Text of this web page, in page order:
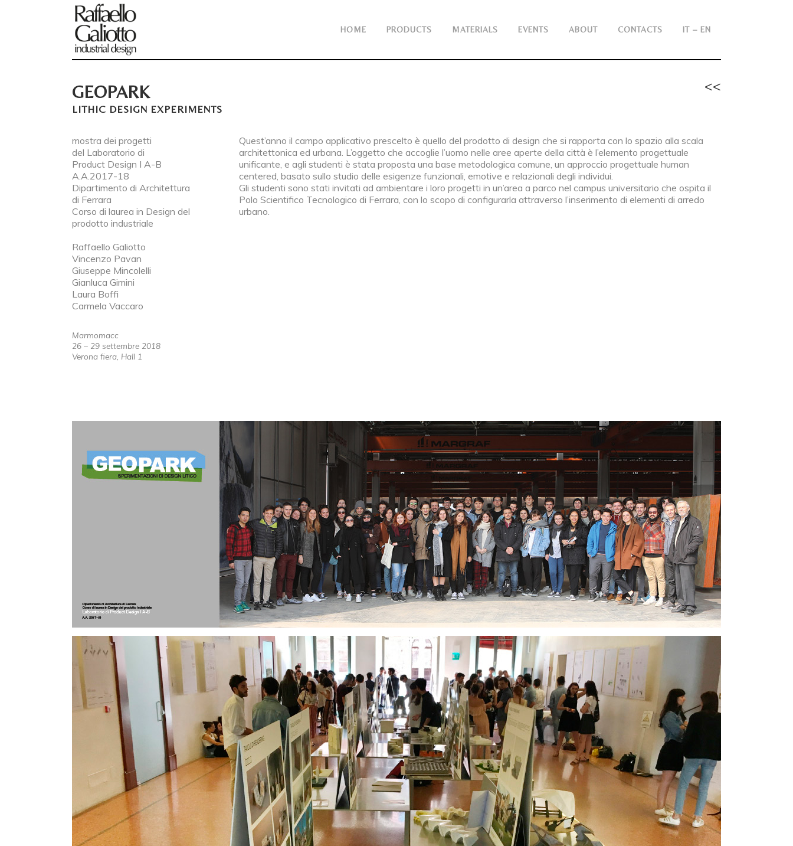
HOME PRODUCTS MATERIALS EVENTS ABOUT CONTACTS IT – EN
GEOPARK
LITHIC DESIGN EXPERIMENTS
<<
mostra dei progetti
del Laboratorio di
Product Design I A-B
A.A.2017-18
Dipartimento di Architettura
di Ferrara
Corso di laurea in Design del
prodotto industriale
Raffaello Galiotto
Vincenzo Pavan
Giuseppe Mincolelli
Gianluca Gimini
Laura Boffi
Carmela Vaccaro
Marmomacc
26 – 29 settembre 2018
Verona fiera, Hall 1
Quest’anno il campo applicativo prescelto è quello del prodotto di design che si rapporta con lo spazio alla scala
architettonica ed urbana. L’oggetto che accoglie l’uomo nelle aree aperte della città è l’elemento progettuale
unificante, e agli studenti è stata proposta una base metodologica comune, un approccio progettuale human
centered, basato sullo studio delle esigenze funzionali, emotive e relazionali degli individui.
Gli studenti sono stati invitati ad ambientare i loro progetti in un’area a parco nel campus universitario che ospita il
Polo Scientifico Tecnologico di Ferrara, con lo scopo di configurarla attraverso l’inserimento di elementi di arredo
urbano.